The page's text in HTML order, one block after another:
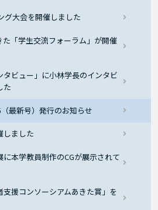
グ大会を開催しました
「学生交流フォーラム」が開催
ビュー」に小林学長のインタビ
た
最新号）発行のお知らせ
しました
本学教員制作のCGが展示されて
援コンソーシアムあきた賞」を